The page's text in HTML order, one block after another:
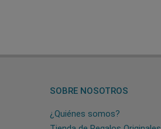
SOBRE NOSOTROS
¿Quiénes somos?